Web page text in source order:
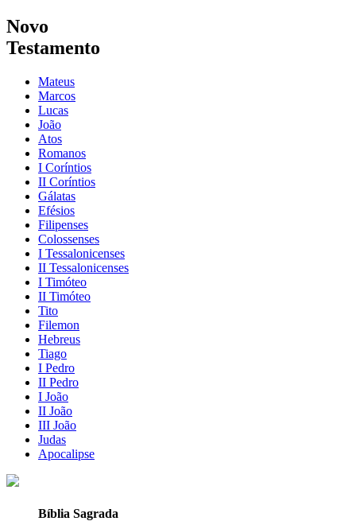
Novo
Testamento
Mateus
Marcos
Lucas
João
Atos
Romanos
I Coríntios
II Coríntios
Gálatas
Efésios
Filipenses
Colossenses
I Tessalonicenses
II Tessalonicenses
I Timóteo
II Timóteo
Tito
Filemon
Hebreus
Tiago
I Pedro
II Pedro
I João
II João
III João
Judas
Apocalipse
Bíblia Sagrada